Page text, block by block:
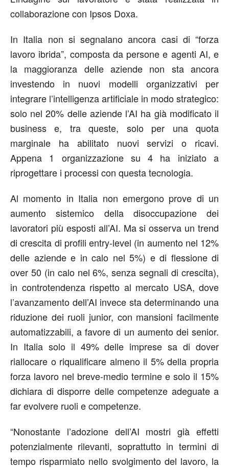
collaborazione con Ipsos Doxa.
In Italia non si segnalano ancora casi di “forza
lavoro ibrida”, composta da persone e agenti AI, e
la maggioranza delle aziende non sta ancora
investendo in nuovi modelli organizzativi per
integrare l’intelligenza artificiale in modo strategico:
solo nel 20% delle aziende l’AI ha già modificato il
business e, tra queste, solo per una quota
marginale ha abilitato nuovi servizi o ricavi.
Appena 1 organizzazione su 4 ha iniziato a
riprogettare i processi con questa tecnologia.
Al momento in Italia non emergono prove di un
aumento sistemico della disoccupazione dei
lavoratori più esposti all’AI. Ma si osserva un trend
di crescita di profili entry-level (in aumento nel 12%
delle aziende e in calo nel 5%) e di flessione di
over 50 (in calo nel 6%, senza segnali di crescita),
in controtendenza rispetto al mercato USA, dove
l’avanzamento dell’AI invece sta determinando una
riduzione dei ruoli junior, con mansioni facilmente
automatizzabili, a favore di un aumento dei senior.
In Italia solo il 49% delle imprese sa di dover
riallocare o riqualificare almeno il 5% della propria
forza lavoro nel breve-medio termine e solo il 15%
dichiara di disporre delle competenze adeguate a
far evolvere ruoli e competenze.
“Nonostante l’adozione dell’AI mostri già effetti
potenzialmente rilevanti, soprattutto in termini di
tempo risparmiato nello svolgimento del lavoro, la